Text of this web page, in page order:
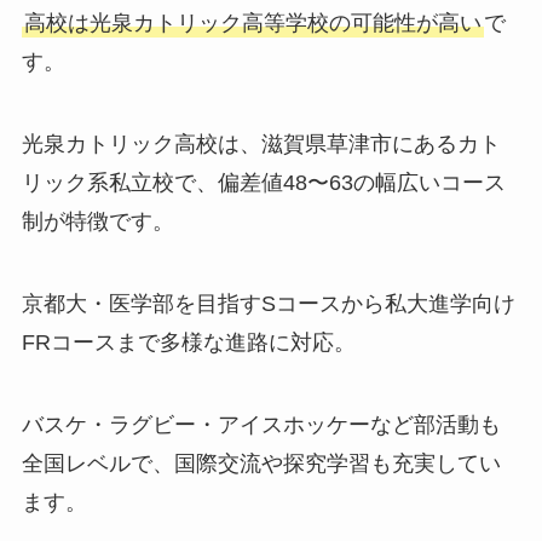
高校は光泉カトリック高等学校の可能性が高いで
す。
光泉カトリック高校は、滋賀県草津市にあるカト
リック系私立校で、偏差値48〜63の幅広いコース
制が特徴です。
京都大・医学部を目指すSコースから私大進学向け
FRコースまで多様な進路に対応。
バスケ・ラグビー・アイスホッケーなど部活動も
全国レベルで、国際交流や探究学習も充実してい
ます。